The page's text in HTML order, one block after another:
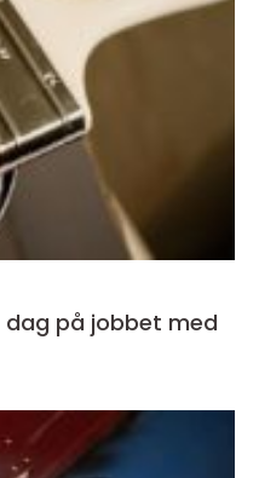
dag på jobbet med